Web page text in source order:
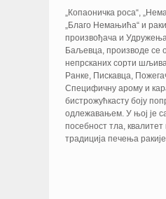
„Копаоничка роса“,
„Благо Немањића“ и
произвођача и
Баљевца, производе се
непрсканих сорти
Ранке, Пискавца,
Специфичну арому и
бистрожућкасту боју
одлежавањем. У њој је
посебност тла,
традиција печења